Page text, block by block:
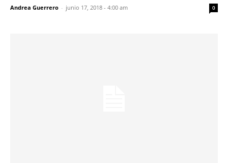
Andrea Guerrero - junio 17, 2018 - 4:00 am 0